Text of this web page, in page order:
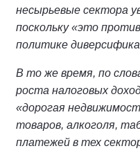
несырьевые сектора
поскольку «это
политике
В то же время, по
роста налоговых
«дорогая
товаров, алкоголя,
платежей в тех